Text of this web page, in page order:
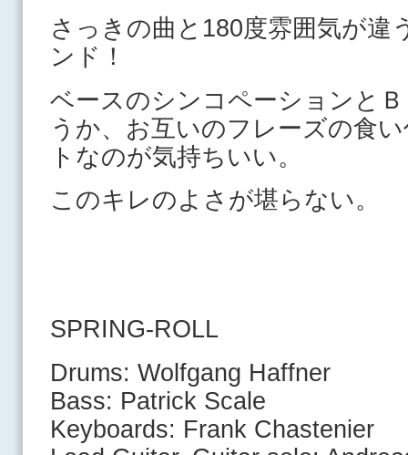
さっきの曲と180度雰囲気が違
ンド！
ベースのシンコペーションと
うか、お互いのフレーズの食
トなのが気持ちいい。
このキレのよさが堪らない。
SPRING-ROLL
Drums: Wolfgang Haffner
Bass: Patrick Scale
Keyboards: Frank Chastenier